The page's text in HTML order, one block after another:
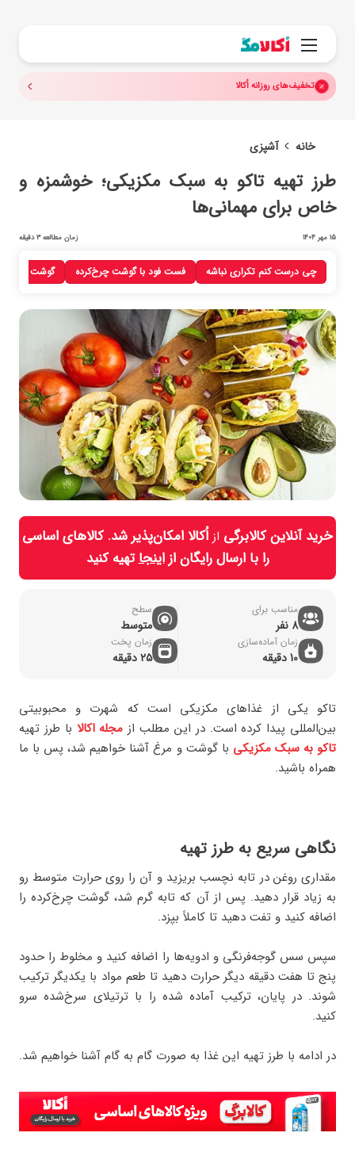
منو
تخفیف‌های روزانه اُکالا
خانه آشپزی
چی درست کنم تکراری نباشه فست فود با گوشت چرخ‌کرده گوشت
طرز تهیه تاکو به سبک مکزیکی؛ خوشمزه و
خاص برای مهمانی‌ها
15 مهر 1404 زمان مطالعه 3 دقیقه
خرید آنلاین کالابرگی از اُکالا امکان‌پذیر شد. کالاهای اساسی
را با ارسال رایگان ازاینجاتهیه کنید
مناسب برای
8 نفر
سطح
متوسط
زمان آماده‌سازی
10 دقیقه
زمان پخت
۲۵ دقیقه
تاکو یکی از غذاهای مکزیکی است که شهرت و محبوبیتی
بین‌المللی پیدا کرده است. در این مطلب از مجله اکالا با طرز تهیه
تاکو به سبک مکزیکی با گوشت و مرغ آشنا خواهیم شد، پس با ما
همراه باشید.
نگاهی سریع به طرز تهیه
مقداری روغن در تابه نچسب بریزید و آن را روی حرارت متوسط رو
به زیاد قرار دهید. پس از آن که تابه گرم شد، گوشت چرخ‌کرده را
اضافه کنید و تفت دهید تا کاملاً بپزد.
سپس سس گوجه‌فرنگی و ادویه‌ها را اضافه کنید و مخلوط را حدود
پنج تا هفت دقیقه دیگر حرارت دهید تا طعم مواد با یکدیگر ترکیب
شوند. در پایان، ترکیب آماده‌ شده را با ترتیلای سرخ‌شده سرو
کنید.
در ادامه با طرز تهیه این غذا به صورت گام به گام آشنا خواهیم شد.